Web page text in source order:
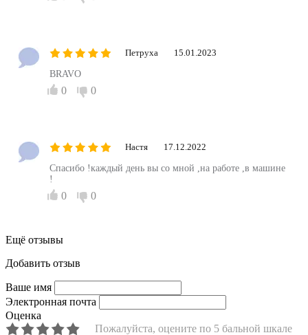
Петруха 15.01.2023
BRAVO
0 0
Настя 17.12.2022
Спасибо !каждый день вы со мной ,на работе ,в машине
!
0 0
Ещё отзывы
Добавить отзыв
Ваше имя
Электронная почта
Оценка
Пожалуйста, оцените по 5 бальной шкале